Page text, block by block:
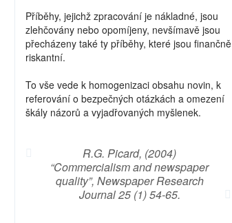
Příběhy, jejichž zpracování je nákladné, jsou
zlehčovány nebo opomíjeny, nevšímavě jsou
přecházeny také ty příběhy, které jsou finančně
riskantní.
To vše vede k homogenizaci obsahu novin, k
referování o bezpečných otázkách a omezení
škály názorů a vyjadřovaných myšlenek.
R.G. Picard, (2004)
“Commercialism and newspaper
quality”, Newspaper Research
Journal 25 (1) 54-65.